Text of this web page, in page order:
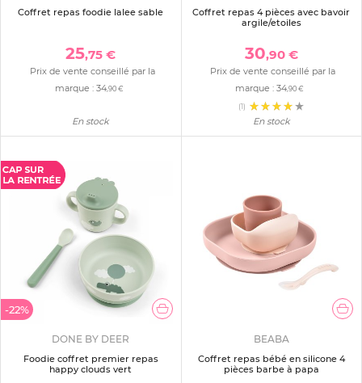
Coffret repas foodie lalee sable
25,75 €
Prix de vente conseillé par la
marque : 34,90 €
En stock
Coffret repas 4 pièces avec bavoir
argile/etoiles
30,90 €
Prix de vente conseillé par la
marque :34 ,90 €
(1)
En stock
-22%
DONE BY DEER
Foodie coffret premier repas
happy clouds vert
BEABA
Coffret repas bébé en silicone 4
pièces barbe à papa